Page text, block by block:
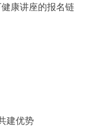
康讲座的报名链
建优势